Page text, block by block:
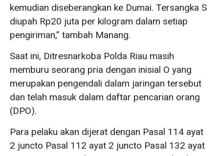
kemudian diseberangkan ke Dumai. Tersangka S
diupah Rp20 juta per kilogram dalam setiap
pengiriman,” tambah Manang.
Saat ini, Ditresnarkoba Polda Riau masih
memburu seorang pria dengan inisial O yang
merupakan pengendali dalam jaringan tersebut
dan telah masuk dalam daftar pencarian orang
(DPO).
Para pelaku akan dijerat dengan Pasal 114 ayat
2 juncto Pasal 112 ayat 2 juncto Pasal 132 ayat